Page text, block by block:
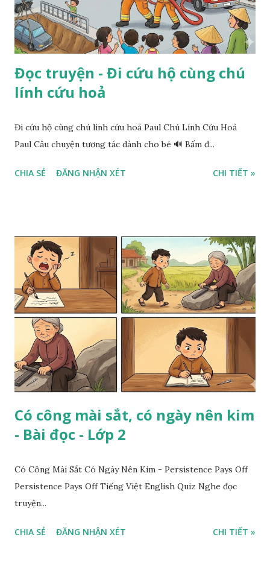
Đọc truyện - Đi cứu hộ cùng chú
lính cứu hoả
Đi cứu hộ cùng chú lính cứu hoả Paul Chú Lính Cứu Hoả
Paul Câu chuyện tương tác dành cho bé 🔊 Bấm đ...
CHIA SẺ ĐĂNG NHẬN XÉT CHI TIẾT »
Có công mài sắt, có ngày nên kim
- Bài đọc - Lớp 2
Có Công Mài Sắt Có Ngày Nên Kim - Persistence Pays Off
Persistence Pays Off Tiếng Việt English Quiz Nghe đọc
truyện...
CHIA SẺ ĐĂNG NHẬN XÉT CHI TIẾT »